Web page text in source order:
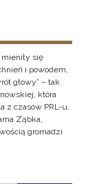
się
i powodem,
głowy” – tak
która
z czasów PRL-u.
Ząbka,
gromadzi